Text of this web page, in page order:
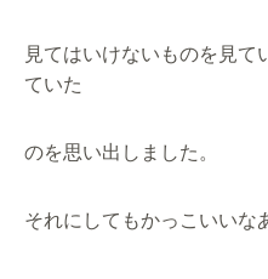
見てはいけないものを見て
ていた
のを思い出しました。
それにしてもかっこいいな